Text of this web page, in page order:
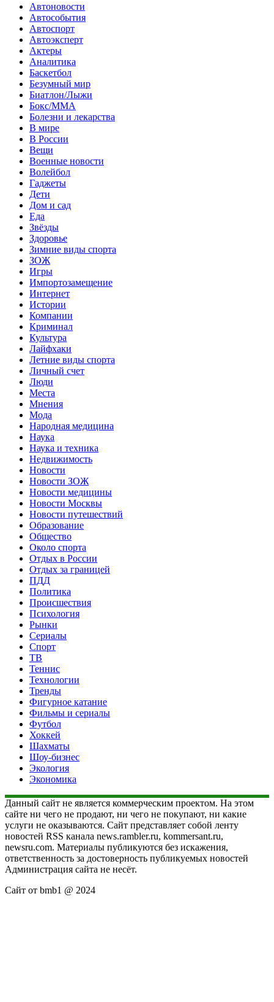
Автоновости
Автособытия
Автоспорт
Автоэксперт
Актеры
Аналитика
Баскетбол
Безумный мир
Биатлон/Лыжи
Бокс/MMA
Болезни и лекарства
В мире
В России
Вещи
Военные новости
Волейбол
Гаджеты
Дети
Дом и сад
Еда
Звёзды
Здоровье
Зимние виды спорта
ЗОЖ
Игры
Импортозамещение
Интернет
Истории
Компании
Криминал
Культура
Лайфхаки
Летние виды спорта
Личный счет
Люди
Места
Мнения
Мода
Народная медицина
Наука
Наука и техника
Недвижимость
Новости
Новости ЗОЖ
Новости медицины
Новости Москвы
Новости путешествий
Образование
Общество
Около спорта
Отдых в России
Отдых за границей
ПДД
Политика
Происшествия
Психология
Рынки
Сериалы
Спорт
ТВ
Теннис
Технологии
Тренды
Фигурное катание
Фильмы и сериалы
Футбол
Хоккей
Шахматы
Шоу-бизнес
Экология
Экономика
Данный сайт не является коммерческим проектом. На этом
сайте ни чего не продают, ни чего не покупают, ни какие
услуги не оказываются. Сайт представляет собой ленту
новостей RSS канала news.rambler.ru, kommersant.ru,
newsru.com. Материалы публикуются без искажения,
ответственность за достоверность публикуемых новостей
Администрация сайта не несёт.
Сайт от bmb1 @ 2024